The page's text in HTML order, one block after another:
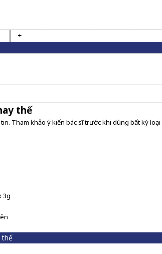
+
thế
Tham khảo ý kiến bác sĩ trước khi dùng bất kỳ
3g
thế